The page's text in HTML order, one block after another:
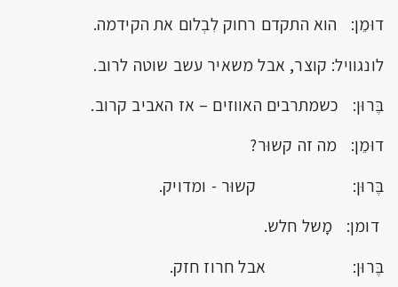
דוּמֵן: הוא התקדם רחוק לִבְלום את הקידמה.
לונגוויל: קוצר, אבל משאיר עשב שוטה לרוב.
בֶּרוּן: כשמתרבים האווזים – אז האביב קרוב.
דוּמֵן: מה זה קשוּר?
בֶּרוּן: קשוּר - ומדויק.
דומן: מָשל חלש.
בֶּרוּן: אבל חרוז חזק.